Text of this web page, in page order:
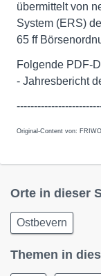
übermittelt von
System (ERS)
65 ff
Folgende PDF-
- Jahresbericht
Original-Content von:
Orte in dieser
Ostbevern
Themen in